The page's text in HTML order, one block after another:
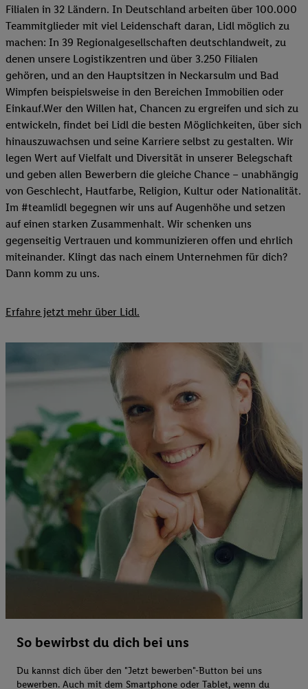
Filialen in 32 Ländern. In Deutschland arbeiten über 100.000
Teammitglieder mit viel Leidenschaft daran, Lidl möglich zu
machen: In 39 Regionalgesellschaften deutschlandweit, zu
denen unsere Logistikzentren und über 3.250 Filialen
gehören, und an den Hauptsitzen in Neckarsulm und Bad
Wimpfen beispielsweise in den Bereichen Immobilien oder
Einkauf.Wer den Willen hat, Chancen zu ergreifen und sich zu
entwickeln, findet bei Lidl die besten Möglichkeiten, über sich
hinauszuwachsen und seine Karriere selbst zu gestalten. Wir
legen Wert auf Vielfalt und Diversität in unserer Belegschaft
und geben allen Bewerbern die gleiche Chance – unabhängig
von Geschlecht, Hautfarbe, Religion, Kultur oder Nationalität.
Im #teamlidl begegnen wir uns auf Augenhöhe und setzen
auf einen starken Zusammenhalt. Wir schenken uns
gegenseitig Vertrauen und kommunizieren offen und ehrlich
miteinander. Klingt das nach einem Unternehmen für dich?
Dann komm zu uns.​
Erfahre jetzt mehr über Lidl.
So bewirbst du dich bei uns
Du kannst dich über den "Jetzt bewerben"-Button bei uns
bewerben. Auch mit dem Smartphone oder Tablet, wenn du